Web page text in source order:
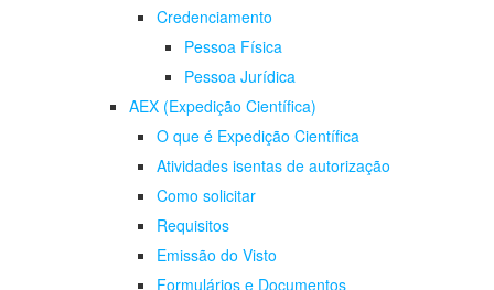
Credenciamento
Pessoa Física
Pessoa Jurídica
AEX (Expedição Científica)
O que é Expedição Científica
Atividades isentas de autorização
Como solicitar
Requisitos
Emissão do Visto
Formulários e Documentos